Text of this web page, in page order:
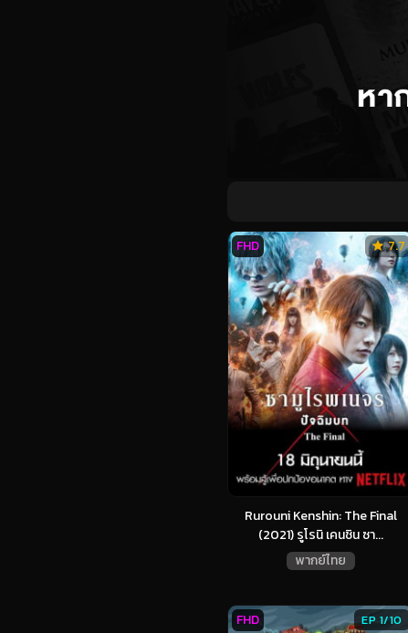
Rurouni Kenshin: The Final
(2021) รูโรนิ เคนชิน ซา...
พากย์ไทย
7.7
FHD
EP 1/10
FHD